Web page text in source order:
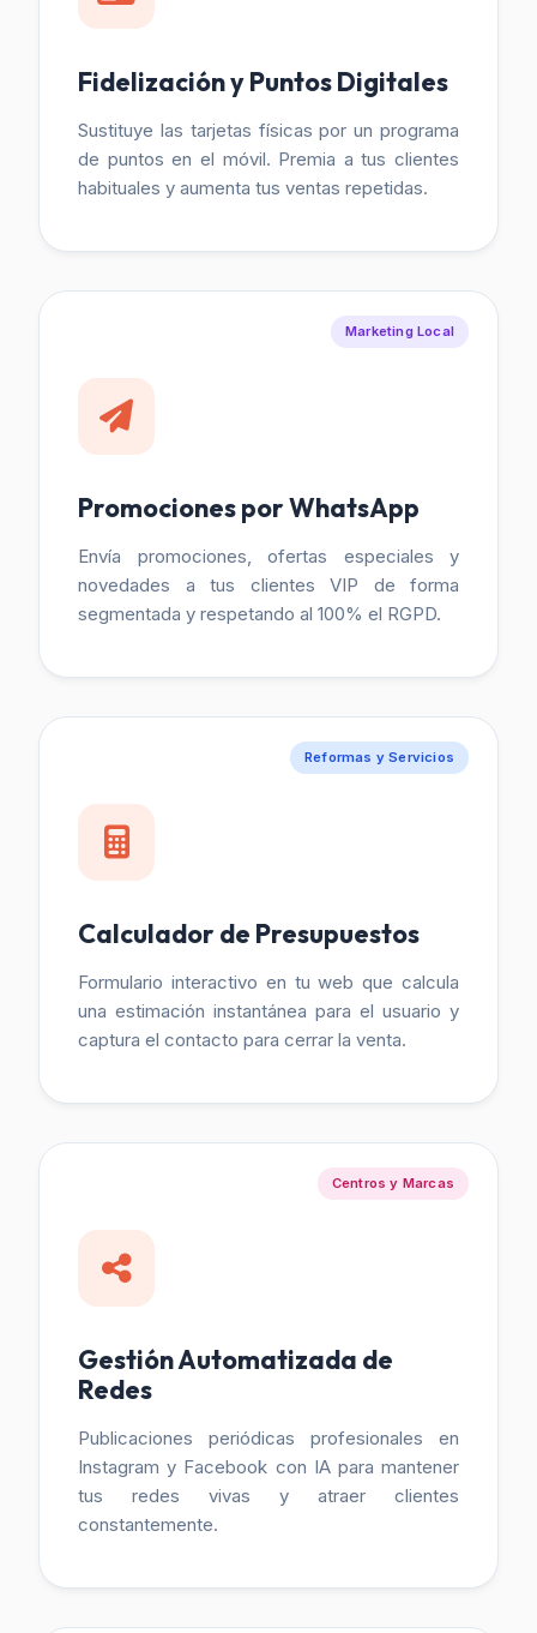
Fidelización y Puntos Digitales
Sustituye las tarjetas físicas por un programa
de puntos en el móvil. Premia a tus clientes
habituales y aumenta tus ventas repetidas.
Marketing Local
Promociones por WhatsApp
Envía promociones, ofertas especiales y
novedades a tus clientes VIP de forma
segmentada y respetando al 100% el RGPD.
Reformas y Servicios
Calculador de Presupuestos
Formulario interactivo en tu web que calcula
una estimación instantánea para el usuario y
captura el contacto para cerrar la venta.
Centros y Marcas
Gestión Automatizada de
Redes
Publicaciones periódicas profesionales en
Instagram y Facebook con IA para mantener
tus redes vivas y atraer clientes
constantemente.